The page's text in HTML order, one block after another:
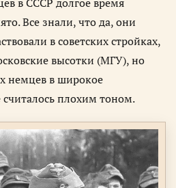
Все знали, что да, они
в советских стройках,
высотки (МГУ), но
немцев в широкое
плохим тоном.